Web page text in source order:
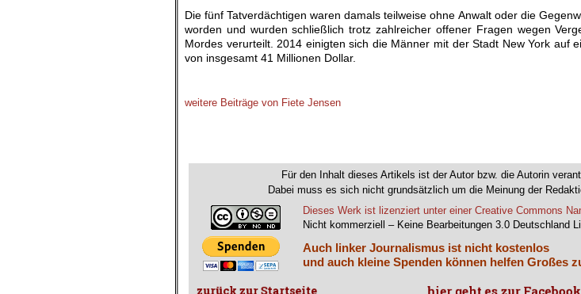
Die fünf Tatverdächtigen waren damals teilweise ohne Anwalt oder die
worden und wurden schließlich trotz zahlreicher offener Fragen wegen
Mordes verurteilt. 2014 einigten sich die Männer mit der Stadt New York auf
von insgesamt 41 Millionen Dollar.
weitere Beiträge von Fiete Jensen
Für den Inhalt dieses Artikels ist der Autor bzw. die Autorin
Dabei muss es sich nicht grundsätzlich um die Meinung der
Dieses Werk ist lizenziert unter einer Creative Commons
Nicht kommerziell – Keine Bearbeitungen 3.0 Deutschland
Auch linker Journalismus ist nicht kostenlos
und auch kleine Spenden können helfen Großes